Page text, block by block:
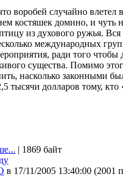
воробей случайно влетел
костяшек домино, и чуть
из духового ружья.
международных
ради того
существа. Помимо
насколько законными
тысячи долларов тому,
| 1869 байт
в 17/11/2005 13:40:00 (2001